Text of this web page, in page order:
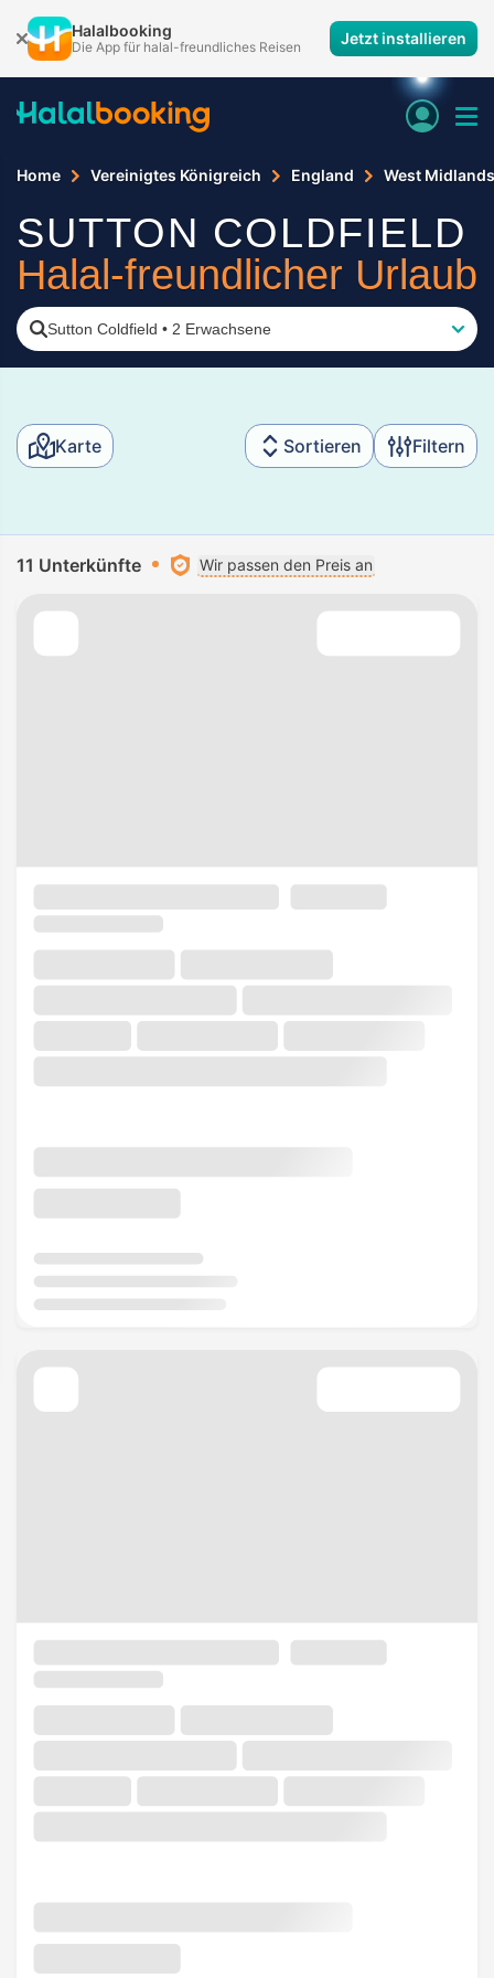
Halalbooking
Die App für halal-freundliches Reisen Jetzt installieren
Home Vereinigtes Königreich England West Midlands
SUTTON COLDFIELD
Halal-freundlicher Urlaub
Sutton Coldfield • 2 Erwachsene
Karte Sortieren Filtern
11 Unterkünfte Wir passen den Preis an